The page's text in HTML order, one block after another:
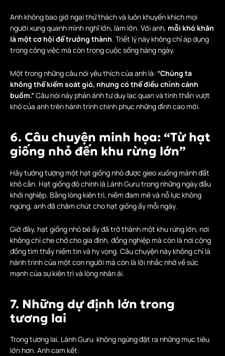
Anh không bao giờ ngại thử thách và luôn khuyến khích mọi
người xung quanh mình nghĩ lớn, làm lớn. Với anh, mỗi khó khăn
là một cơ hội để trưởng thành. Triết lý này không chỉ áp dụng
trong công việc mà còn trong cuộc sống hàng ngày.
Một trong những câu nói yêu thích của anh là: “Chúng ta
không thể kiểm soát gió, nhưng có thể điều chỉnh cánh
buồm.”Câu nói này phản ánh tư duy lạc quan và tinh thần vượt
khó của anh trên hành trình chinh phục những đỉnh cao mới.
6. Câu chuyện minh họa: “Từ hạt
giống nhỏ đến khu rừng lớn”
Hãy tưởng tượng một hạt giống nhỏ được gieo xuống mảnh đất
khô cằn. Hạt giống đó chính là Lành Guru trong những ngày đầu
khởi nghiệp. Bằng lòng kiên trì, niềm đam mê và nỗ lực không
ngừng, anh đã chăm chút cho hạt giống ấy mỗi ngày.
Giờ đây, hạt giống nhỏ bé ấy đã trở thành một khu rừng lớn, nơi
không chỉ che chở cho gia đình, đồng nghiệp mà còn là nơi cộng
đồng tìm thấy niềm tin và hy vọng. Câu chuyện này không chỉ là
hành trình của một con người mà còn là lời nhắc nhở về sức
mạnh của sự kiên trì và lòng nhân ái.
7. Những dự định lớn trong
tương lai
Trong tương lai, Lành Guru không ngừng đặt ra những mục tiêu
lớn hơn. Anh cam kết: